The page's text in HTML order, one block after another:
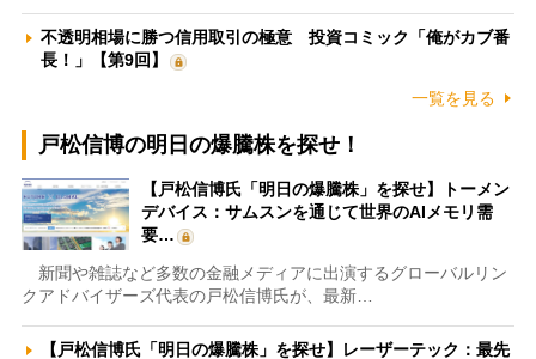
不透明相場に勝つ信用取引の極意 投資コミック「俺がカブ番
長！」【第9回】
一覧を見る
戸松信博の明日の爆騰株を探せ！
【戸松信博氏「明日の爆騰株」を探せ】トーメン
デバイス：サムスンを通じて世界のAIメモリ需
要…
新聞や雑誌など多数の金融メディアに出演するグローバルリン
クアドバイザーズ代表の戸松信博氏が、最新…
【戸松信博氏「明日の爆騰株」を探せ】レーザーテック：最先